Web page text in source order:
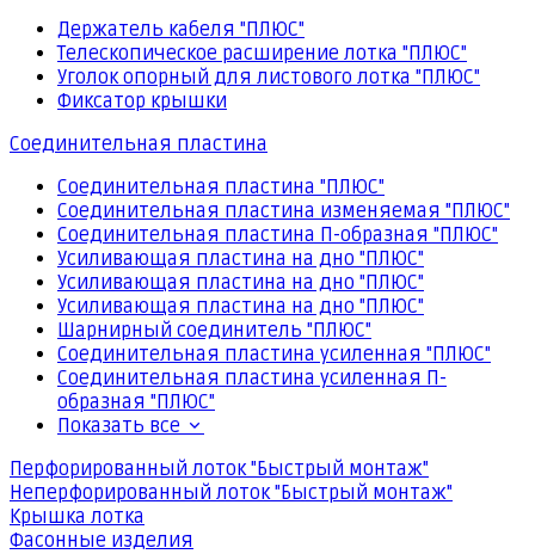
Держатель кабеля "ПЛЮС"
Телескопическое расширение лотка "ПЛЮС"
Уголок опорный для листового лотка "ПЛЮС"
Фиксатор крышки
Соединительная пластина
Соединительная пластина "ПЛЮС"
Соединительная пластина изменяемая "ПЛЮС"
Соединительная пластина П-образная "ПЛЮС"
Усиливающая пластина на дно "ПЛЮС"
Усиливающая пластина на дно "ПЛЮС"
Усиливающая пластина на дно "ПЛЮС"
Шарнирный соединитель "ПЛЮС"
Соединительная пластина усиленная "ПЛЮС"
Соединительная пластина усиленная П-
образная "ПЛЮС"
Показать все
Перфорированный лоток "Быстрый монтаж"
Неперфорированный лоток "Быстрый монтаж"
Крышка лотка
Фасонные изделия